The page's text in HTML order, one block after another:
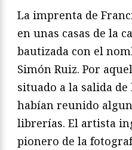
La imprenta de
en unas casas de la
bautizada con el
Simón Ruiz. Por
situado a la salida de
habían reunido
librerías. El artista
pionero de la